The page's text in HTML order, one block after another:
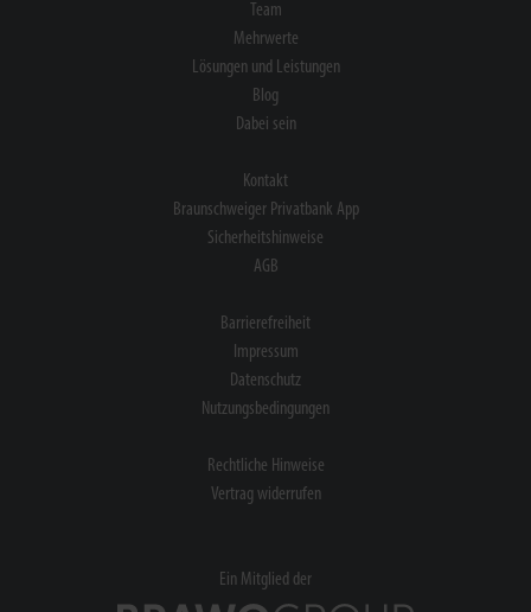
Team
Mehrwerte
Lösungen und Leistungen
Blog
Dabei sein
Kontakt
Braunschweiger Privatbank App
Sicherheitshinweise
AGB
Barrierefreiheit
Impressum
Datenschutz
Nutzungsbedingungen
Rechtliche Hinweise
Vertrag widerrufen
Ein Mitglied der